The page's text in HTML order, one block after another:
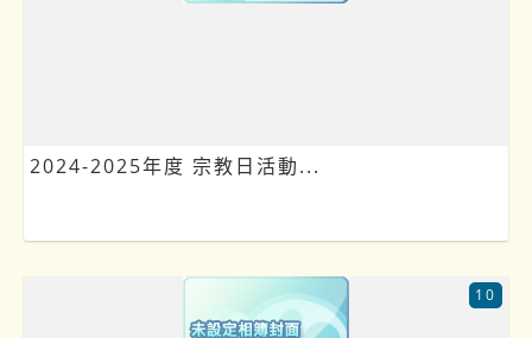
2024-2025年度 宗教日活動...
10